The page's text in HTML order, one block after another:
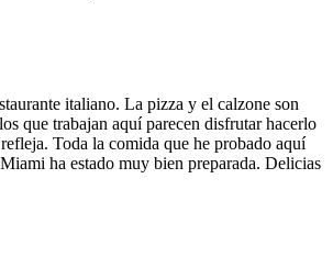
italiano. La pizza y el calzone son
que trabajan aquí parecen disfrutar hacerlo
Toda la comida que he probado aquí
ha estado muy bien preparada. Delicias